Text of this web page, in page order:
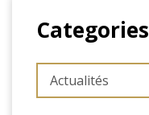
Categories
Actualités